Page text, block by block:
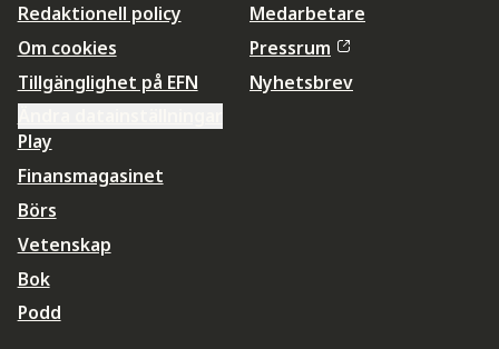
Redaktionell policy
Om cookies
Tillgänglighet på EFN
Medarbetare
Pressrum
Nyhetsbrev
Play
Finansmagasinet
Börs
Vetenskap
Bok
Podd